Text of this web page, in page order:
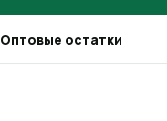
Оптовые остатки